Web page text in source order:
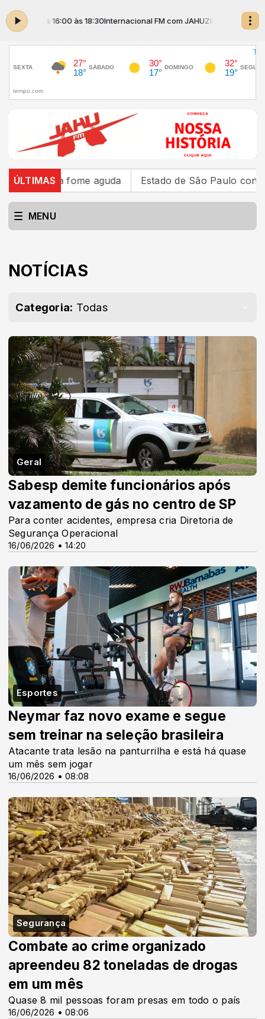
das 16:00 às 18:30Internacional FM com JAHUZINHO das 16:00 às
ÚLTIMAS
aguda Estado de São Paulo confirma 23
MENU
NOTÍCIAS
Categoria: Todas
Geral
16/06/2026 • 14:20
Sabesp demite funcionários após
vazamento de gás no centro de SP
Para conter acidentes, empresa cria Diretoria de
Segurança Operacional
Esportes
16/06/2026 • 08:08
Neymar faz novo exame e segue
sem treinar na seleção brasileira
Atacante trata lesão na panturrilha e está há quase
um mês sem jogar
Segurança
16/06/2026 • 08:06
Combate ao crime organizado
apreendeu 82 toneladas de drogas
em um mês
Quase 8 mil pessoas foram presas em todo o país